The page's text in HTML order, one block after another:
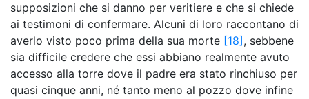
supposizioni che si danno per veritiere e che si chiede
ai testimoni di confermare. Alcuni di loro raccontano di
averlo visto poco prima della sua morte [18] , sebbene
sia difficile credere che essi abbiano realmente avuto
accesso alla torre dove il padre era stato rinchiuso per
quasi cinque anni, né tanto meno al pozzo dove infine